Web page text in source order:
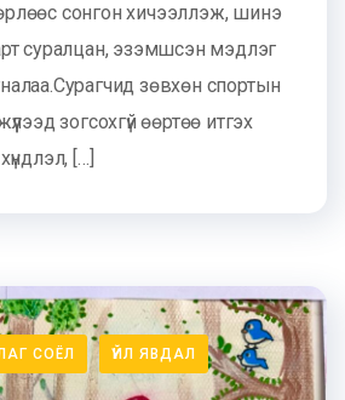
сонгон хичээллэж, шинэ
суралцан, эзэмшсэн мэдлэг
зөвхөн спортын
зогсохгүй өөртөө итгэх
[…]
СОЁЛ ҮЙЛ ЯВДАЛ